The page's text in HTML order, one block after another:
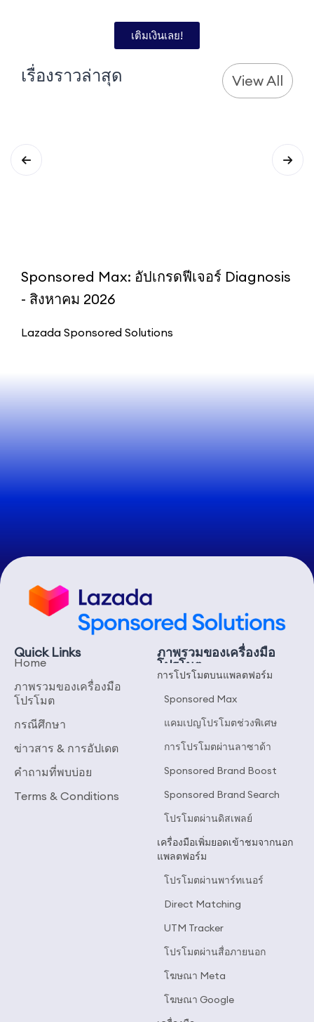
เติมเงินเลย!
เรื่องราวล่าสุด View All
Sponsored Max: อัปเกรดฟีเจอร์ Diagnosis
- สิงหาคม 2026
Lazada Sponsored Solutions
Quick Links
Home
ภาพรวมของเครื่องมือ
โปรโมต
กรณีศึกษา
ข่าวสาร & การอัปเดต
คำถามที่พบบ่อย
Terms & Conditions
ภาพรวมของเครื่องมือ
โปรโมต
การโปรโมตบนแพลตฟอร์ม
Sponsored Max
แคมเปญโปรโมตช่วงพิเศษ
การโปรโมตผ่านลาซาด้า
Sponsored Brand Boost
Sponsored Brand Search
โปรโมตผ่านดิสเพลย์
เครื่องมือเพิ่มยอดเข้าชมจากนอก
แพลตฟอร์ม
โปรโมตผ่านพาร์ทเนอร์
Direct Matching
UTM Tracker
โปรโมตผ่านสื่อภายนอก
โฆษณา Meta
โฆษณา Google